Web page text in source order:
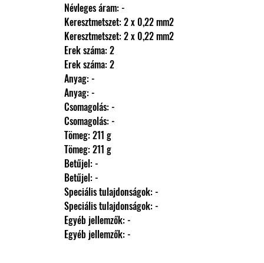
                Névleges áram: -
                Keresztmetszet: 2 x 0,22 mm2
                Keresztmetszet: 2 x 0,22 mm2
                Erek száma: 2
                Erek száma: 2
                Anyag: -
                Anyag: -
                Csomagolás: -
                Csomagolás: -
                Tömeg: 211 g
                Tömeg: 211 g
                Betűjel: -
                Betűjel: -
                Speciális tulajdonságok: -
                Speciális tulajdonságok: -
                Egyéb jellemzők: -
                Egyéb jellemzők: -